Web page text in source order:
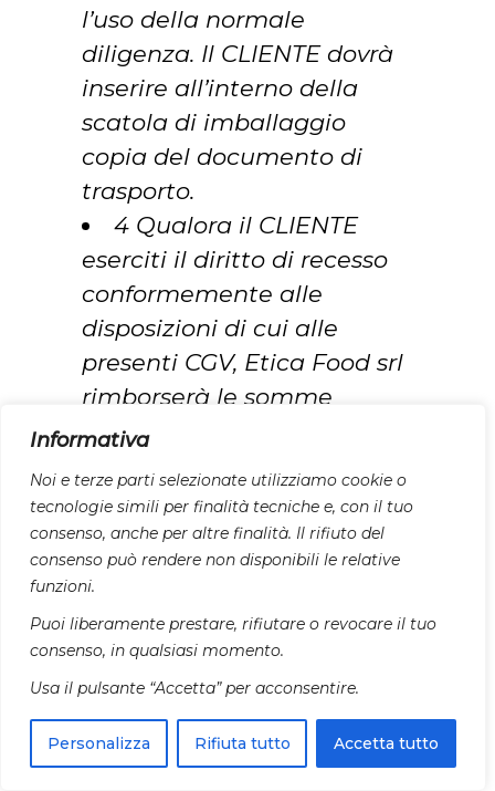
Informativa
Noi e terze parti selezionate utilizziamo cookie o
tecnologie simili per finalità tecniche e, con il tuo
consenso, anche per altre finalità. Il rifiuto del
consenso può rendere non disponibili le relative
funzioni.
Puoi liberamente prestare, rifiutare o revocare il tuo
consenso, in qualsiasi momento.
Usa il pulsante “Accetta” per acconsentire.
Personalizza Rifiuta tutto Accetta tutto
l’uso della normale
diligenza. Il CLIENTE dovrà
inserire all’interno della
scatola di imballaggio
copia del documento di
trasporto.
4 Qualora il CLIENTE
eserciti il diritto di recesso
conformemente alle
disposizioni di cui alle
presenti CGV, Etica Food srl
rimborserà le somme
versate dal CLIENTE per
Il rimborso avverrà
gratuitamente, entro 14
(quattordici) giorni dalla
venuta a conoscenza
recesso da parte del
CLIENTE tramite lo stesso
metodo di pagamento